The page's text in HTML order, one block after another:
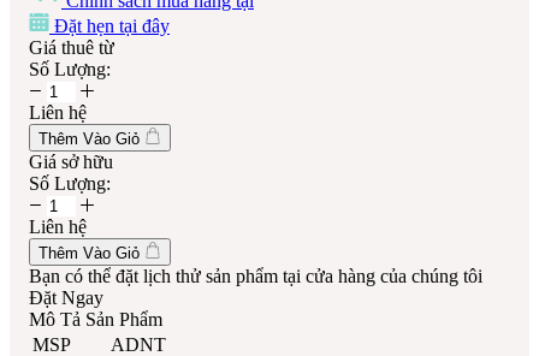
Đặt hẹn tại đây
Giá thuê từ
Số Lượng:
Liên hệ
Thêm Vào Giỏ
Giá sở hữu
Số Lượng:
Liên hệ
Thêm Vào Giỏ
Bạn có thể đặt lịch thử sản phẩm tại cửa hàng của chúng tôi
Đặt Ngay
Mô Tả Sản Phẩm
MSP
ADNT